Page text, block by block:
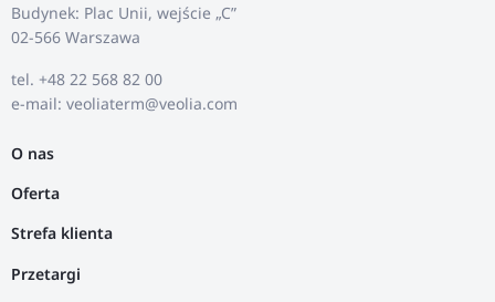
Budynek: Plac Unii, wejście „C”
02-566 Warszawa
tel. +48 22 568 82 00
e-mail: veoliaterm@veolia.com
O nas
Oferta
Strefa klienta
Przetargi